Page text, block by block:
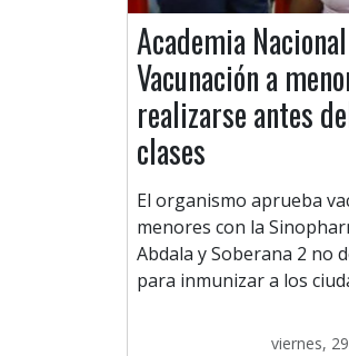
Academia
Vacunación a
realizarse antes
clases
El organismo aprueba
menores con la
Abdala y Soberana 2 no
para inmunizar a los
viernes,